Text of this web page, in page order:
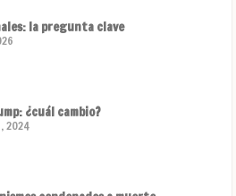
la pregunta clave
¿cuál cambio?
2024